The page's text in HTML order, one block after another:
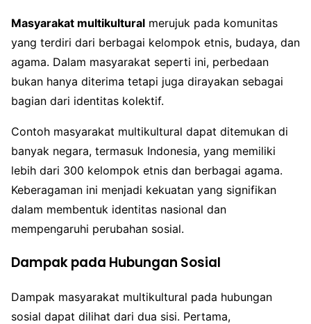
Masyarakat multikultural merujuk pada komunitas
yang terdiri dari berbagai kelompok etnis, budaya, dan
agama. Dalam masyarakat seperti ini, perbedaan
bukan hanya diterima tetapi juga dirayakan sebagai
bagian dari identitas kolektif.
Contoh masyarakat multikultural dapat ditemukan di
banyak negara, termasuk Indonesia, yang memiliki
lebih dari 300 kelompok etnis dan berbagai agama.
Keberagaman ini menjadi kekuatan yang signifikan
dalam membentuk identitas nasional dan
mempengaruhi perubahan sosial.
Dampak pada Hubungan Sosial
Dampak masyarakat multikultural pada hubungan
sosial dapat dilihat dari dua sisi. Pertama,